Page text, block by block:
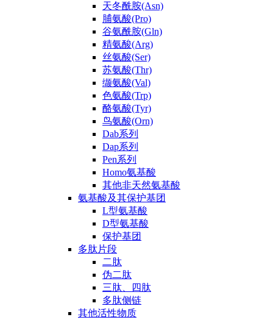
天冬酰胺(Asn)
脯氨酸(Pro)
谷氨酰胺(Gln)
精氨酸(Arg)
丝氨酸(Ser)
苏氨酸(Thr)
缬氨酸(Val)
色氨酸(Trp)
酪氨酸(Tyr)
鸟氨酸(Orn)
Dab系列
Dap系列
Pen系列
Homo氨基酸
其他非天然氨基酸
氨基酸及其保护基团
L型氨基酸
D型氨基酸
保护基团
多肽片段
二肽
伪二肽
三肽、四肽
多肽侧链
其他活性物质